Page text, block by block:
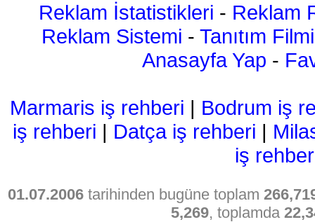
Reklam İstatistikleri - Reklam
Reklam Sistemi - Tanıtım Filmi
Anasayfa Yap -
Marmaris iş rehberi | Bodrum iş
iş rehberi | Datça iş rehberi |
iş
01.07.2006 tarihinden bugüne toplam
5,269, toplamda